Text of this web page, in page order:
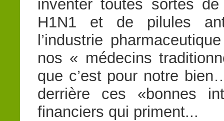
inventer toutes sortes
H1N1 et de pilules
l’industrie
nos « médecins
que c’est pour notre
derrière ces «bonnes
financiers qui priment...